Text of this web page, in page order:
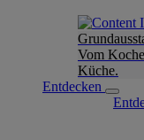
Vom
Küche.
Entdecken